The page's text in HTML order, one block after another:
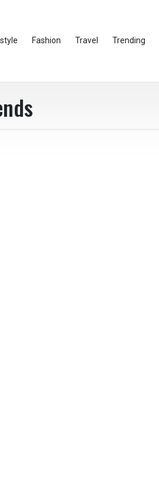
Fashion Travel Trending